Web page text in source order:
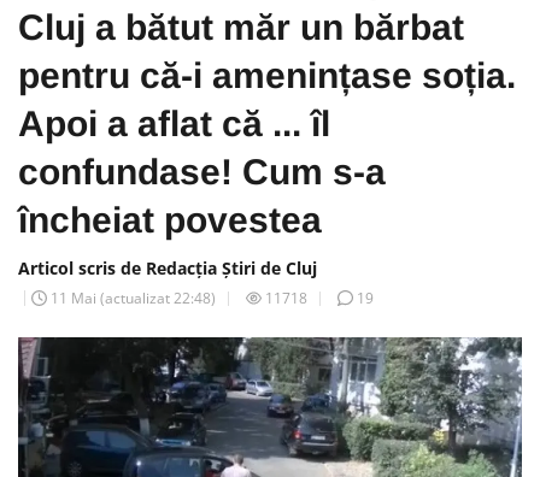
Cluj a bătut măr un bărbat
pentru că-i amenințase soția.
Apoi a aflat că ... îl
confundase! Cum s-a
încheiat povestea
Articol scris de Redacția Știri de Cluj
11 Mai (actualizat22:48) 11718 19